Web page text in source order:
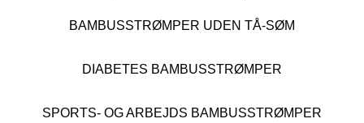
BAMBUSSTRØMPER UDEN TÅ-SØM
DIABETES BAMBUSSTRØMPER
SPORTS- OG ARBEJDS BAMBUSSTRØMPER